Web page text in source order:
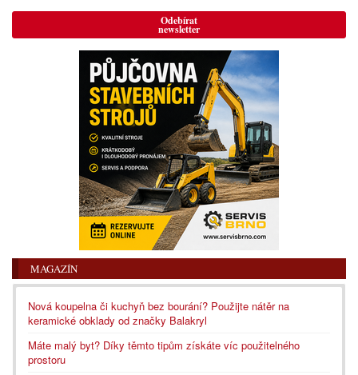
Odebírat
newsletter
MAGAZÍN
Nová koupelna či kuchyň bez bourání? Použijte nátěr na
keramické obklady od značky Balakryl
Máte malý byt? Díky těmto tipům získáte víc použitelného
prostoru